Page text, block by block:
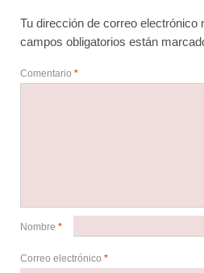
Tu dirección de correo electrónico
campos obligatorios están
Comentario *
Nombre *
Correo electrónico *